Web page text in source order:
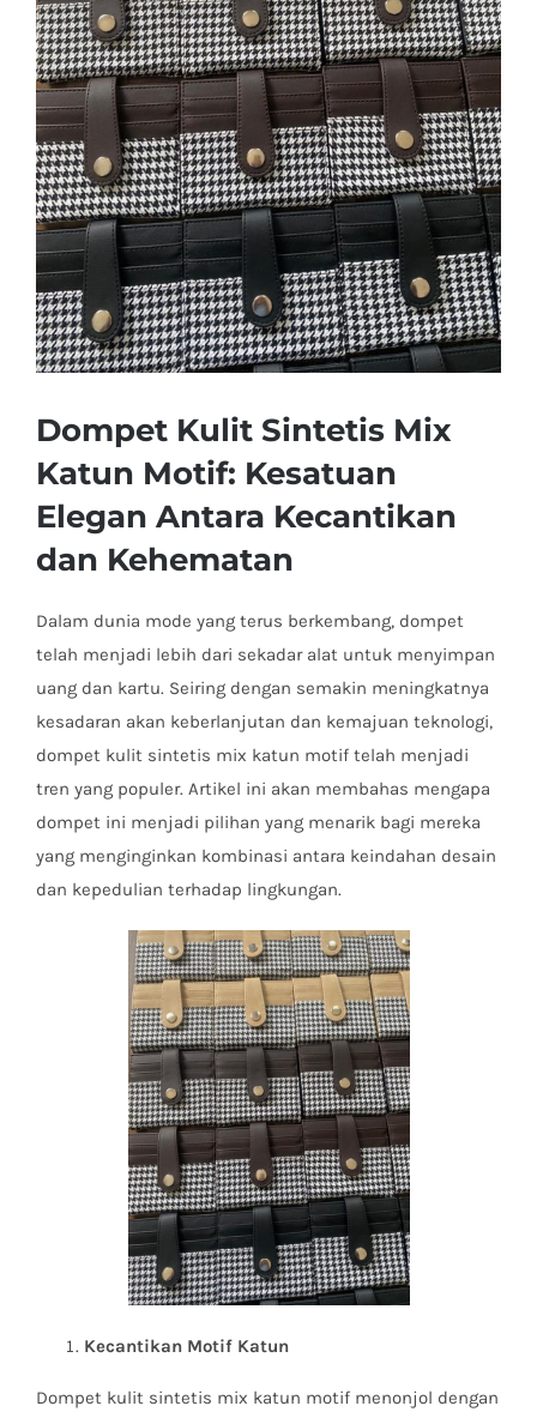
Dompet Kulit Sintetis Mix
Katun Motif: Kesatuan
Elegan Antara Kecantikan
dan Kehematan
Dalam dunia mode yang terus berkembang, dompet
telah menjadi lebih dari sekadar alat untuk menyimpan
uang dan kartu. Seiring dengan semakin meningkatnya
kesadaran akan keberlanjutan dan kemajuan teknologi,
dompet kulit sintetis mix katun motif telah menjadi
tren yang populer. Artikel ini akan membahas mengapa
dompet ini menjadi pilihan yang menarik bagi mereka
yang menginginkan kombinasi antara keindahan desain
dan kepedulian terhadap lingkungan.
Kecantikan Motif Katun
Dompet kulit sintetis mix katun motif menonjol dengan